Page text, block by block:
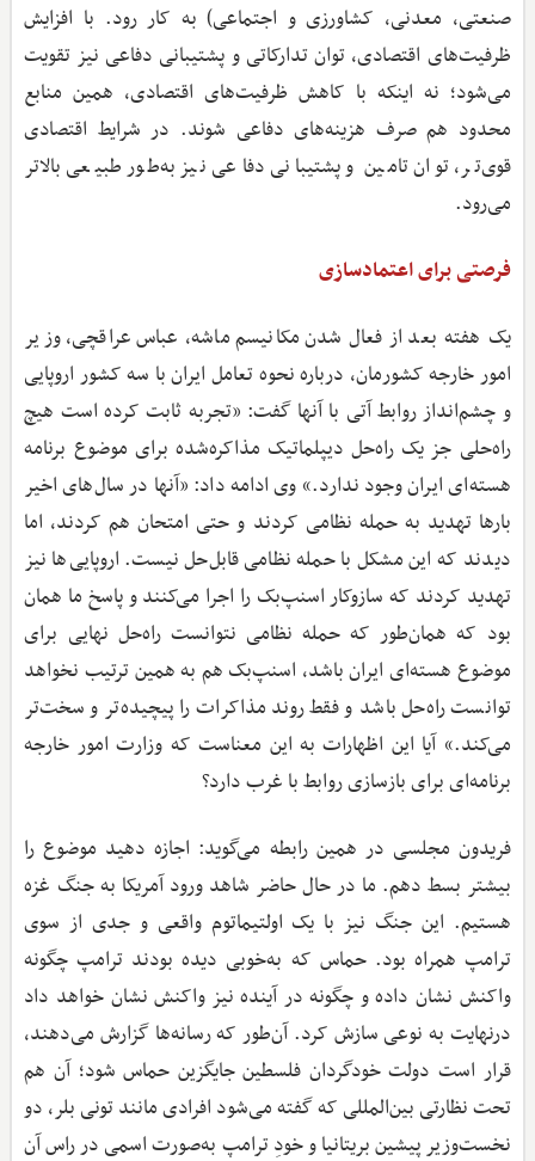
صنعتی، معدنی، کشاورزی و اجتماعی) به کار رود. با افزایش
ظرفیت‌های اقتصادی، توان تدارکاتی و پشتیبانی دفاعی نیز تقویت
می‌شود؛ نه اینکه با کاهش ظرفیت‌های اقتصادی، همین منابع
محدود هم صرف هزینه‌های دفاعی شوند. در شرایط اقتصادی
قوی‌تر، توان تامین و پشتیبانی دفاعی نیز به‌طور طبیعی بالاتر
می‌رود.
فرصتی برای اعتمادسازی
یک هفته بعد از فعال شدن مکانیسم ماشه، عباس عراقچی، وزیر
امور خارجه کشورمان، درباره نحوه تعامل ایران با سه کشور اروپایی
و چشم‌انداز روابط آتی با آنها گفت: «تجربه ثابت کرده است هیچ
راه‌حلی جز یک راه‌حل دیپلماتیک مذاکره‌شده برای موضوع برنامه
هسته‌ای ایران وجود ندارد.» وی ادامه داد: «آنها در سال‌های اخیر
بارها تهدید به حمله نظامی کردند و حتی امتحان هم کردند، اما
دیدند که این مشکل با حمله نظامی قابل‌حل نیست. اروپایی‌ها نیز
تهدید کردند که سازوکار اسنپ‌بک را اجرا می‌کنند و پاسخ ما همان
بود که همان‌طور که حمله نظامی نتوانست راه‌حل نهایی برای
موضوع هسته‌ای ایران باشد، اسنپ‌بک هم به همین ترتیب نخواهد
توانست راه‌حل باشد و فقط روند مذاکرات را پیچیده‌تر و سخت‌تر
می‌کند.» آیا این اظهارات به این معناست که وزارت امور خارجه
برنامه‌ای برای بازسازی روابط با غرب دارد؟
فریدون مجلسی در همین رابطه می‌گوید: اجازه دهید موضوع را
بیشتر بسط دهم. ما در حال حاضر شاهد ورود آمریکا به جنگ غزه
هستیم. این جنگ نیز با یک اولتیماتوم واقعی و جدی از سوی
ترامپ همراه بود. حماس که به‌خوبی دیده بودند ترامپ چگونه
واکنش نشان داده و چگونه در آینده نیز واکنش نشان خواهد داد
درنهایت به نوعی سازش کرد. آن‌طور که رسانه‌ها گزارش می‌دهند،
قرار است دولت خودگردان فلسطین جایگزین حماس شود؛ آن هم
تحت نظارتی بین‌المللی که گفته می‌شود افرادی مانند تونی بلر، دو
نخست‌وزیر پیشین بریتانیا و خودِ ترامپ به‌صورت اسمی در راس آن